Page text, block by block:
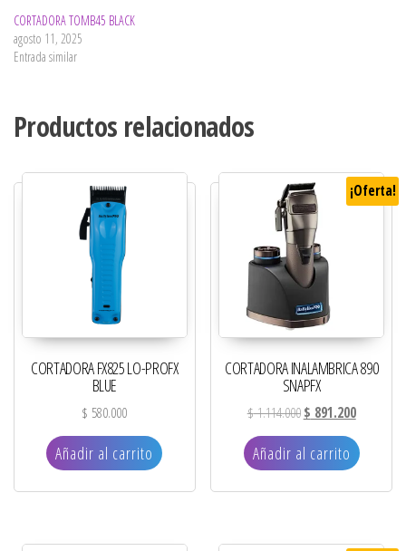
CORTADORA TOMB45 BLACK
agosto 11, 2025
Entrada similar
Productos relacionados
CORTADORA FX825 LO-PROFX
BLUE
$ 580.000
Añadir al carrito
¡Oferta!
CORTADORA INALAMBRICA 890
SNAPFX
$1.114.000 El precio original era:
$ 891.200El precio
Añadir al carrito